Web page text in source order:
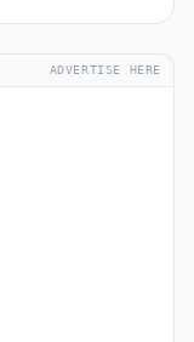
ADVERTISE HERE